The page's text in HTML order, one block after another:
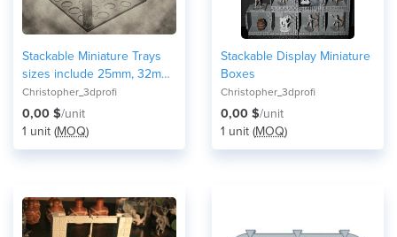
Stackable Miniature Trays
sizes include 25mm, 32mm,
and 40mm for Dungeons &
Dragons or Warhammer
40k
Christopher_3dprofi
0,00 $/unit
1 unit (MOQ)
Stackable Display Miniature
Boxes
Christopher_3dprofi
0,00 $/unit
1 unit (MOQ)